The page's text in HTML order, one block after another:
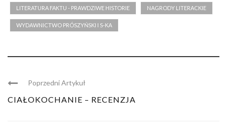
LITERATURA FAKTU - PRAWDZIWE HISTORIE NAGRODY LITERACKIE
WYDAWNICTWO PRÓSZYŃSKI I S-KA
Poprzedni Artykuł
CIAŁOKOCHANIE – RECENZJA